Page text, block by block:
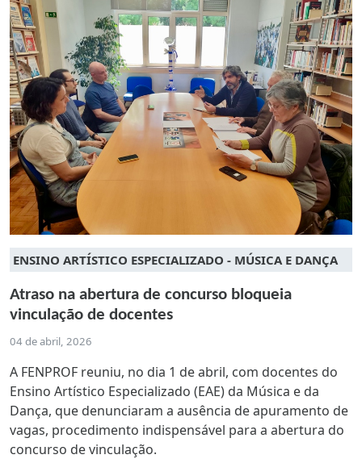
ENSINO ARTÍSTICO ESPECIALIZADO - MÚSICA E DANÇA
Atraso na abertura de concurso bloqueia
vinculação de docentes
04 de abril, 2026
A FENPROF reuniu, no dia 1 de abril, com docentes do
Ensino Artístico Especializado (EAE) da Música e da
Dança, que denunciaram a ausência de apuramento de
vagas, procedimento indispensável para a abertura do
concurso de vinculação.